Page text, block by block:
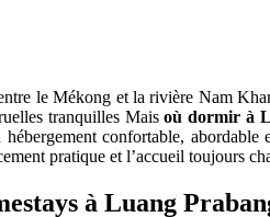
le Mékong et la rivière Nam
tranquilles Maisoù dormir à
hébergement confortable,
pratique et l’accueil toujours
à Luang